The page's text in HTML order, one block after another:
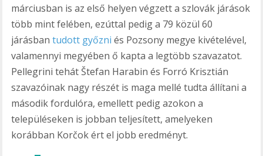
márciusban is az első helyen végzett a szlovák járások
több mint felében, ezúttal pedig a 79 közül 60
járásbantudott győzni és Pozsony megye kivételével,
valamennyi megyében ő kapta a legtöbb szavazatot.
Pellegrini tehát Štefan Harabin és Forró Krisztián
szavazóinak nagy részét is maga mellé tudta állítani a
második fordulóra, emellett pedig azokon a
településeken is jobban teljesített, amelyeken
korábban Korčok ért el jobb eredményt.